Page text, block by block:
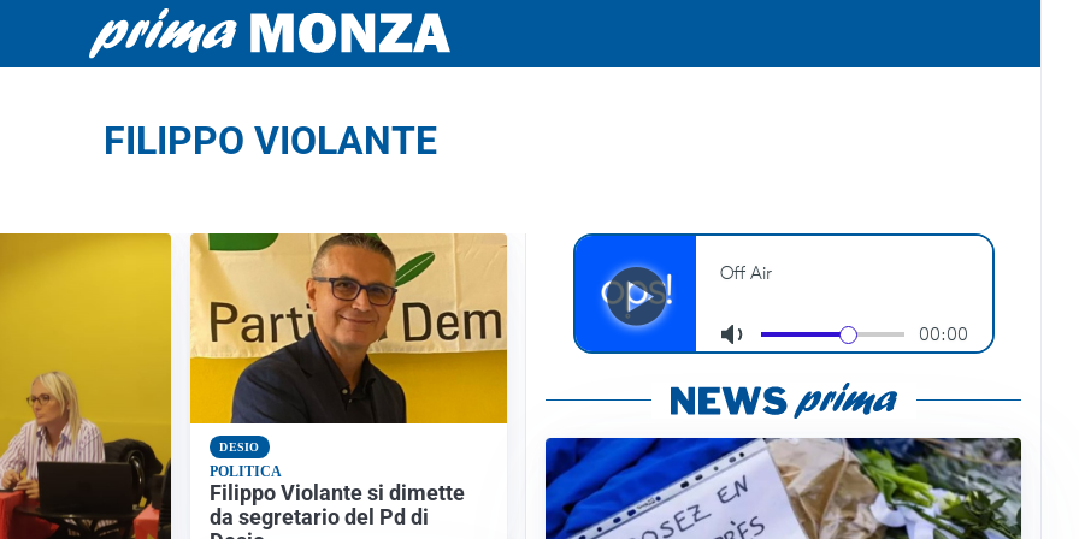
FILIPPO VIOLANTE
DESIO
POLITICA
Filippo Violante si dimette
da segretario del Pd di